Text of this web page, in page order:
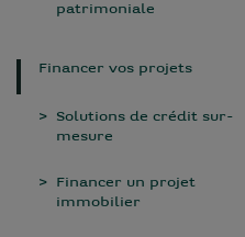
patrimoniale
Financer vos projets
Solutions de crédit sur-
mesure
Financer un projet
immobilier